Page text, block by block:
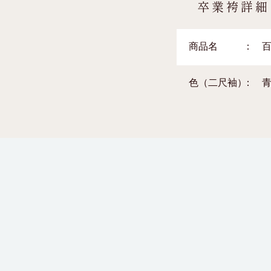
卒業袴詳細
商品名
色（二尺袖）